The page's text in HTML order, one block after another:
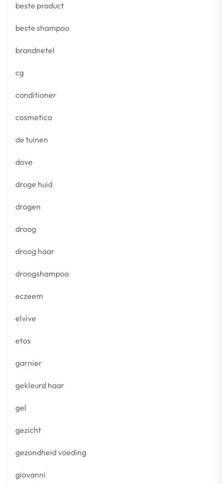
beste product
beste shampoo
brandnetel
cg
conditioner
cosmetica
de tuinen
dove
droge huid
drogen
droog
droog haar
droogshampoo
eczeem
elvive
etos
garnier
gekleurd haar
gel
gezicht
gezondheid voeding
giovanni